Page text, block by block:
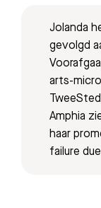
Jolanda
gevolgd
arts-
Amphia
haar
failure